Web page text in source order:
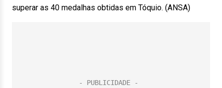
superar as 40 medalhas obtidas em Tóquio. (ANSA)